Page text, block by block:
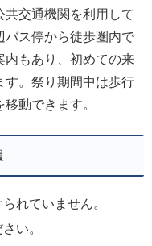
共交通機関を利用して
バス停から徒歩圏内で
内もあり、初めての来
す。祭り期間中は歩行
動できます。
れていません。
い。